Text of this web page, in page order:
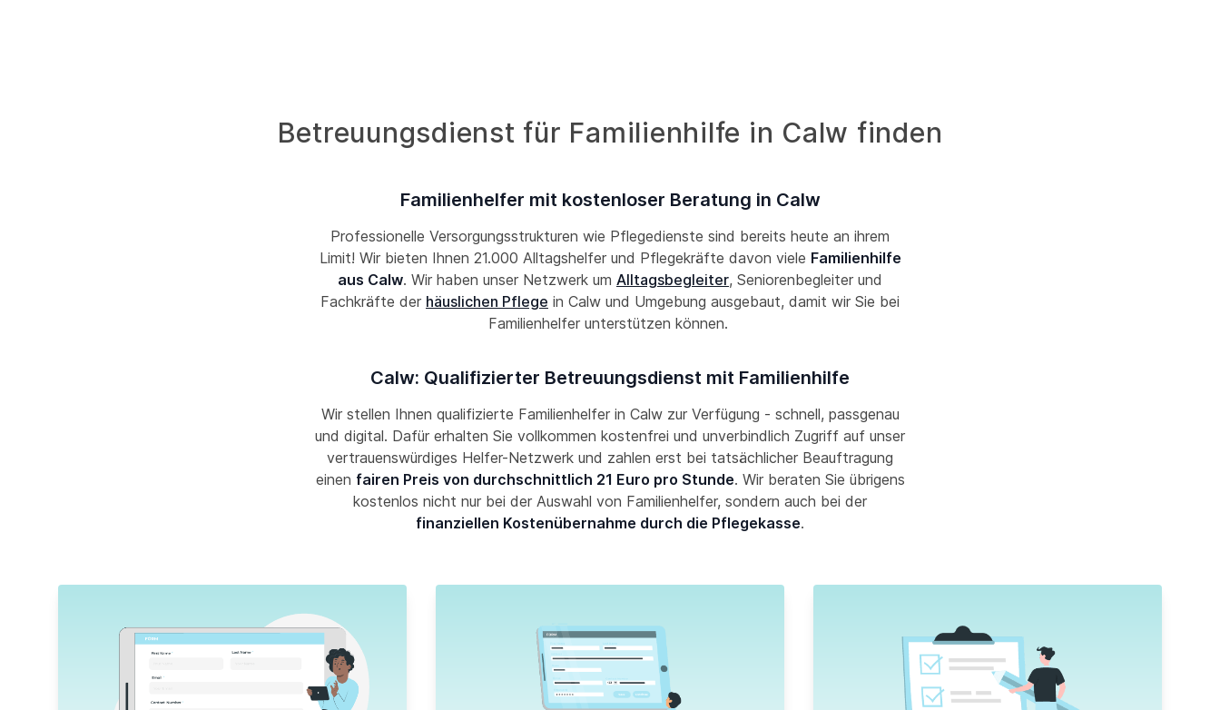
Betreuungsdienst für Familienhilfe in Calw finden
Familienhelfer mit kostenloser Beratung in Calw
Professionelle Versorgungsstrukturen wie Pflegedienste sind bereits heute an ihrem
Limit! Wir bieten Ihnen 21.000 Alltagshelfer und Pflegekräfte davon viele Familienhilfe
aus Calw. Wir haben unser Netzwerk um Alltagsbegleiter, Seniorenbegleiter und
Fachkräfte der häuslichen Pflege in Calw und Umgebung ausgebaut, damit wir Sie bei
Familienhelfer unterstützen können.
Calw: Qualifizierter Betreuungsdienst mit Familienhilfe
Wir stellen Ihnen qualifizierte Familienhelfer in Calw zur Verfügung - schnell, passgenau
und digital. Dafür erhalten Sie vollkommen kostenfrei und unverbindlich Zugriff auf unser
vertrauenswürdiges Helfer-Netzwerk und zahlen erst bei tatsächlicher Beauftragung
einen fairen Preis von durchschnittlich 21 Euro pro Stunde. Wir beraten Sie übrigens
kostenlos nicht nur bei der Auswahl von Familienhelfer, sondern auch bei der
finanziellen Kostenübernahme durch die Pflegekasse.